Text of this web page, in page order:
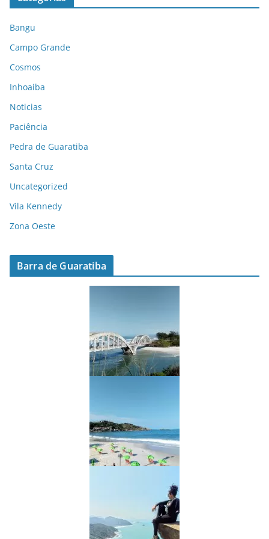
Bangu
Campo Grande
Cosmos
Inhoaiba
Noticias
Paciência
Pedra de Guaratiba
Santa Cruz
Uncategorized
Vila Kennedy
Zona Oeste
Barra de Guaratiba